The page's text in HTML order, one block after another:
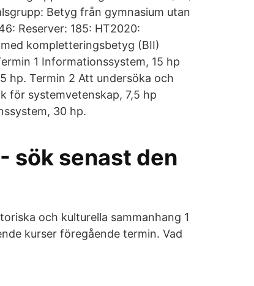
Betyg från gymnasium utan
Reserver: 185: HT2020:
kompletteringsbetyg (BII)
1 Informationssystem, 15 hp
hp. Termin 2 Att undersöka och
för systemvetenskap, 7,5 hp
30 hp.
sök senast den
och kulturella sammanhang 1
kurser föregående termin. Vad